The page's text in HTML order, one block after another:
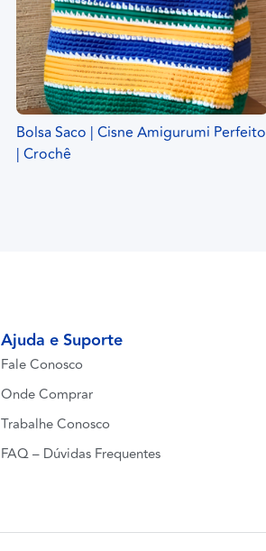
Bolsa Saco | Cisne Amigurumi Perfeito
| Crochê
Ajuda e Suporte
Fale Conosco
Onde Comprar
Trabalhe Conosco
FAQ – Dúvidas Frequentes